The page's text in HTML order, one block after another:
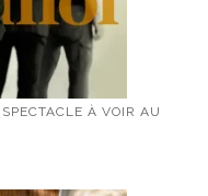
À VOIR AU